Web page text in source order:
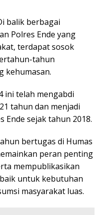
balik berbagai
Polres Ende yang
terdapat sosok
tahun
kehumasan.
ini telah mengabdi
tahun dan menjadi
Ende sejak tahun 2018.
bertugas di Humas
peran penting
mempublikasikan
untuk kebutuhan
masyarakat luas.